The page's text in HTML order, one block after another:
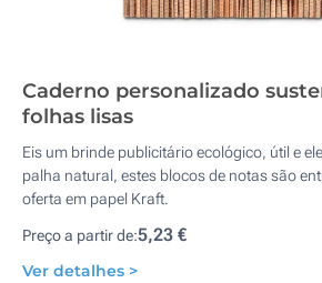
Caderno personalizado
folhas lisas
Eis um brinde publicitário ecológico, útil e
palha natural, estes blocos de notas são
oferta em papel Kraft.
Preço a partir de:5,23 €
Ver detalhes >